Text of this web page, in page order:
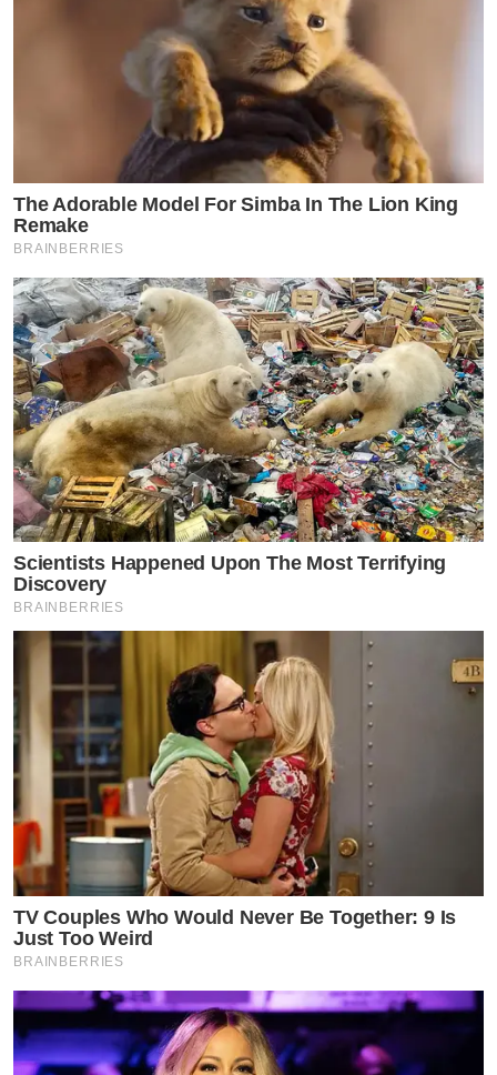
The Adorable Model For Simba In The Lion King
Remake
BRAINBERRIES
Scientists Happened Upon The Most Terrifying
Discovery
BRAINBERRIES
TV Couples Who Would Never Be Together: 9 Is
Just Too Weird
BRAINBERRIES